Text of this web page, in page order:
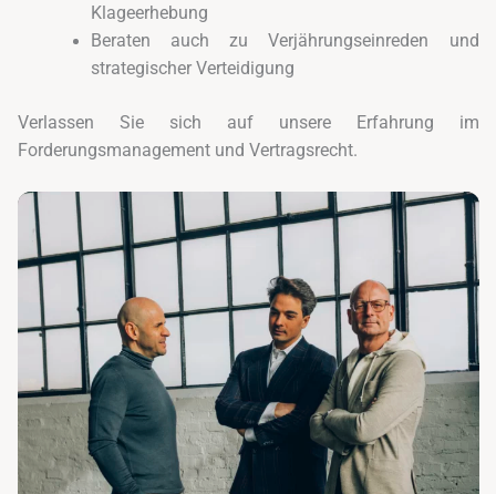
Klageerhebung
Beraten auch zu Verjährungseinreden und
strategischer Verteidigung
Verlassen Sie sich auf unsere Erfahrung im
Forderungsmanagement und Vertragsrecht.